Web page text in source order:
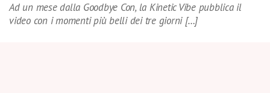
Ad un mese dalla Goodbye Con, la Kinetic Vibe pubblica il
video con i momenti più belli dei tre giorni […]